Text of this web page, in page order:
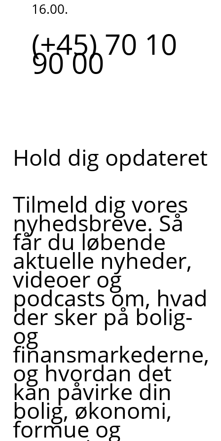
16.00.
(+45) 70 10
90 00
Hold dig opdateret
Tilmeld dig vores
nyhedsbreve. Så
får du løbende
aktuelle nyheder,
videoer og
podcasts om, hvad
der sker på bolig-
og
finansmarkederne,
og hvordan det
kan påvirke din
bolig, økonomi,
formue og